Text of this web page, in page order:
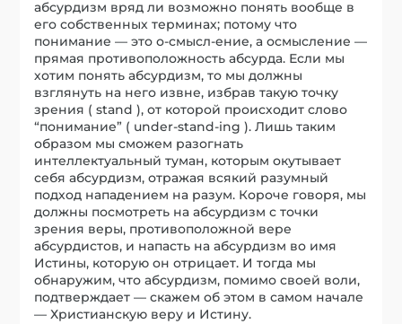
абсурдизм вряд ли возможно понять вообще в
его собственных терминах; потому что
понимание — это о-смысл-ение, а осмысление —
прямая противоположность абсурда. Если мы
хотим понять абсурдизм, то мы должны
взглянуть на него извне, избрав такую точку
зрения ( stand ), от которой происходит слово
“понимание” ( under-stand-ing ). Лишь таким
образом мы сможем разогнать
интеллектуальный туман, которым окутывает
себя абсурдизм, отражая всякий разумный
подход нападением на разум. Короче говоря, мы
должны посмотреть на абсурдизм с точки
зрения веры, противоположной вере
абсурдистов, и напасть на абсурдизм во имя
Истины, которую он отрицает. И тогда мы
обнаружим, что абсурдизм, помимо своей воли,
подтверждает — скажем об этом в самом начале
— Христианскую веру и Истину.